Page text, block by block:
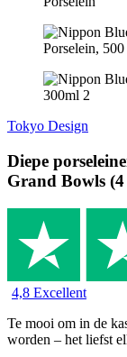
Tokyo Design
Diepe
Grand Bowls
4,8 Excellent
Te mooi om in de
worden – het liefst